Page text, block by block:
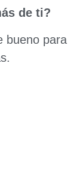
de ti?
bueno para